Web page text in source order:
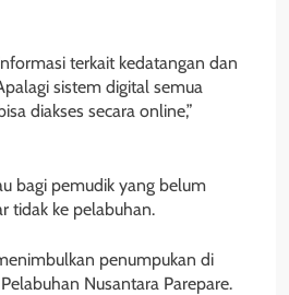
terkait kedatangan dan
sistem digital semua
diakses secara online,”
bagi pemudik yang belum
tidak ke pelabuhan.
penumpukan di
Nusantara Parepare.